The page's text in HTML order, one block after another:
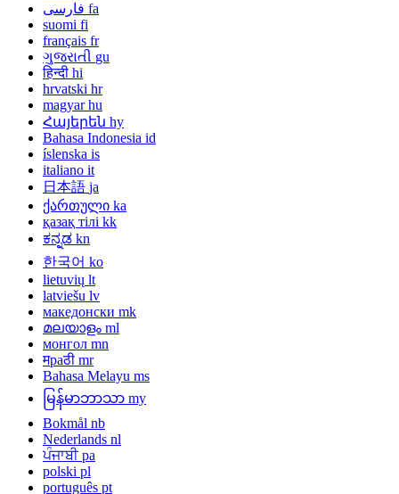
فارسی fa
suomi fi
français fr
ગુજરાતી gu
हिन्दी hi
hrvatski hr
magyar hu
Հայերեն hy
Bahasa Indonesia id
íslenska is
italiano it
日本語 ja
ქართული ka
қазақ тілі kk
ಕನ್ನಡ kn
한국어 ko
lietuvių lt
latviešu lv
македонски mk
മലയാളം ml
монгол mn
मраठी mr
Bahasa Melayu ms
မြန်မာဘာသာ my
Bokmål nb
Nederlands nl
ਪੰਜਾਬੀ pa
polski pl
português pt